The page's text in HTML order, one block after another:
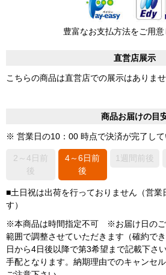
豊富なお支払方法をご用
直営店展示
こちらの商品は直営店での展示はありま
商品お届けの目
※ 営業日の10：00 時点で決済が完了し
2～4日前
後
4～6日前
後
1週間前後
■土日祝は出荷を行っておりません（営業
す）
※本商品は時間指定不可 ※お届け日のご
範囲で調整させていただきます（確約で
日から4日後以降で第3希望まで記載下さ
手配となります。納期理由でのキャンセ